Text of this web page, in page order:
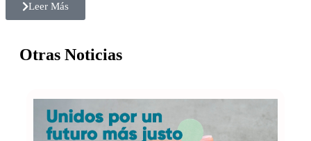
Leer Más
Otras Noticias